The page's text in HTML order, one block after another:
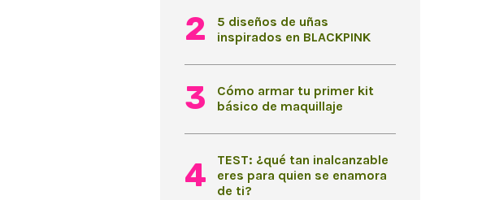
5 diseños de uñas
inspirados en BLACKPINK
Cómo armar tu primer kit
básico de maquillaje
TEST: ¿qué tan inalcanzable
eres para quien se enamora
de ti?